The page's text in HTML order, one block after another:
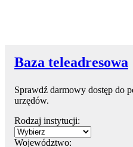
Baza teleadresowa
Sprawdź darmowy dostęp do
urzędów.
Rodzaj instytucji:
Województwo: